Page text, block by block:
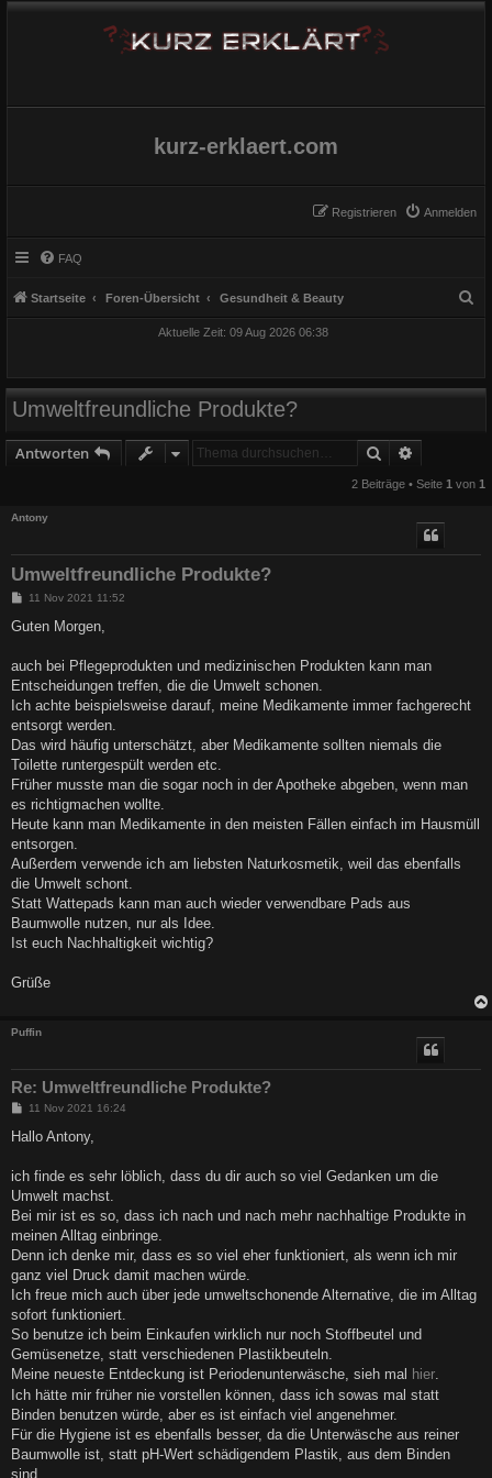
kurz-erklaert.com
Anmelden
Registrieren
FAQ
Startseite Foren-Übersicht Gesundheit & Beauty
Aktuelle Zeit: 09 Aug 2026 06:38
Umweltfreundliche Produkte?
Antworten Suche
2 Beiträge • Seite 1 von 1
Antony
Umweltfreundliche Produkte?
B
i
a
11 Nov 2021 11:52
Guten Morgen,
auch bei Pflegeprodukten und medizinischen Produkten kann man
Entscheidungen treffen, die die Umwelt schonen.
Ich achte beispielsweise darauf, meine Medikamente immer fachgerecht
entsorgt werden.
Das wird häufig unterschätzt, aber Medikamente sollten niemals die
Toilette runtergespült werden etc.
Früher musste man die sogar noch in der Apotheke abgeben, wenn man
es richtigmachen wollte.
Heute kann man Medikamente in den meisten Fällen einfach im Hausmüll
entsorgen.
Außerdem verwende ich am liebsten Naturkosmetik, weil das ebenfalls
die Umwelt schont.
Statt Wattepads kann man auch wieder verwendbare Pads aus
Baumwolle nutzen, nur als Idee.
Ist euch Nachhaltigkeit wichtig?
Grüße
Puffin
Re: Umweltfreundliche Produkte?
B
i
a
11 Nov 2021 16:24
Hallo Antony,
ich finde es sehr löblich, dass du dir auch so viel Gedanken um die
Umwelt machst.
Bei mir ist es so, dass ich nach und nach mehr nachhaltige Produkte in
meinen Alltag einbringe.
Denn ich denke mir, dass es so viel eher funktioniert, als wenn ich mir
ganz viel Druck damit machen würde.
Ich freue mich auch über jede umweltschonende Alternative, die im Alltag
sofort funktioniert.
So benutze ich beim Einkaufen wirklich nur noch Stoffbeutel und
Gemüsenetze, statt verschiedenen Plastikbeuteln.
Meine neueste Entdeckung ist Periodenunterwäsche, sieh mal hier.
Ich hätte mir früher nie vorstellen können, dass ich sowas mal statt
Binden benutzen würde, aber es ist einfach viel angenehmer.
Für die Hygiene ist es ebenfalls besser, da die Unterwäsche aus reiner
Baumwolle ist, statt pH-Wert schädigendem Plastik, aus dem Binden
sind.